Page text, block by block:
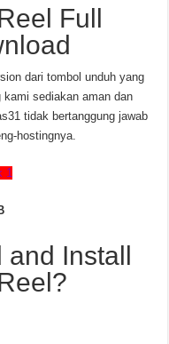
Full
dari tombol unduh yang
kami sediakan aman dan
tidak bertanggung jawab
hostingnya.
1
and Install